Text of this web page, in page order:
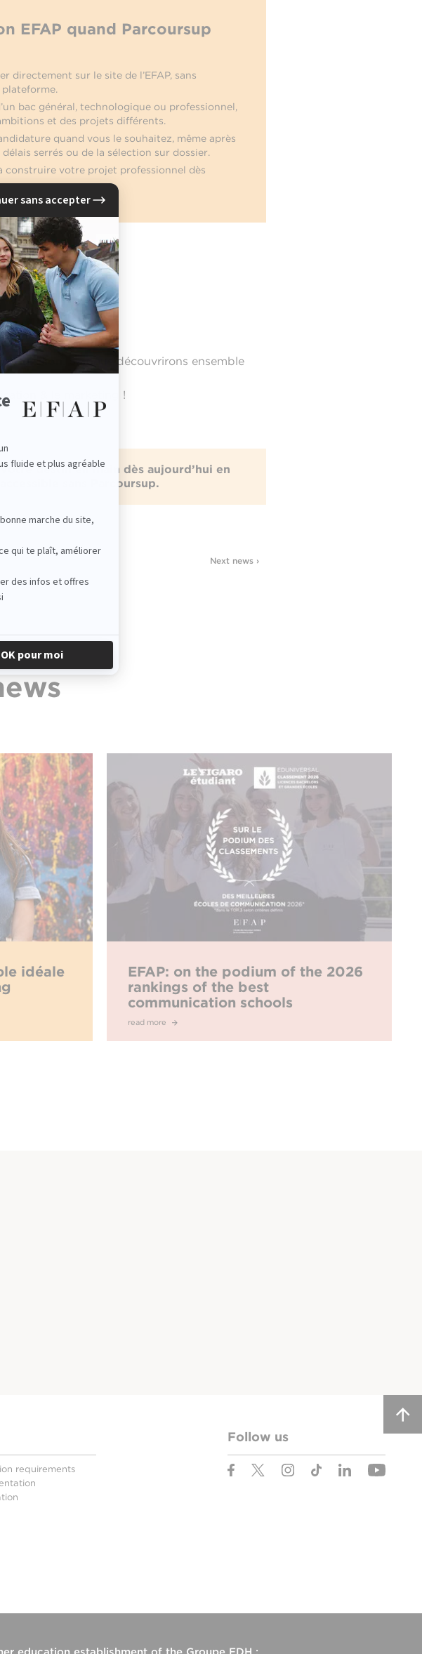
EFAP quand Parcoursup
directement sur le site de l’EFAP, sans
bac général, technologique ou professionnel,
et des projets différents.
quand vous le souhaitez, même après
serrés ou de la sélection sur dossier.
construire votre projet professionnel dès
?
, où nous découvrirons ensemble
& le marketing !
destin en main dès aujourd’hui en
sans Parcoursup.
Next news ›
idéale
EFAP: on the podium of the 2026
rankings of the best
communication schools
read more
requirements
Follow us